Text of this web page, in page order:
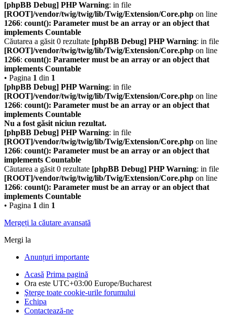
[phpBB Debug] PHP Warning: in file
[ROOT]/vendor/twig/twig/lib/Twig/Extension/Core.php on line
1266: count(): Parameter must be an array or an object that
implements Countable
Căutarea a găsit 0 rezultate [phpBB Debug] PHP Warning: in file
[ROOT]/vendor/twig/twig/lib/Twig/Extension/Core.php on line
1266: count(): Parameter must be an array or an object that
implements Countable
• Pagina 1 din 1
[phpBB Debug] PHP Warning: in file
[ROOT]/vendor/twig/twig/lib/Twig/Extension/Core.php on line
1266: count(): Parameter must be an array or an object that
implements Countable
Nu a fost găsit niciun rezultat.
[phpBB Debug] PHP Warning: in file
[ROOT]/vendor/twig/twig/lib/Twig/Extension/Core.php on line
1266: count(): Parameter must be an array or an object that
implements Countable
Căutarea a găsit 0 rezultate [phpBB Debug] PHP Warning: in file
[ROOT]/vendor/twig/twig/lib/Twig/Extension/Core.php on line
1266: count(): Parameter must be an array or an object that
implements Countable
• Pagina 1 din 1
Mergeți la căutare avansată
Mergi la
Anunțuri importante
Acasă Prima pagină
Ora este UTC+03:00 Europe/Bucharest
Şterge toate cookie-urile forumului
Echipa
Contactează-ne